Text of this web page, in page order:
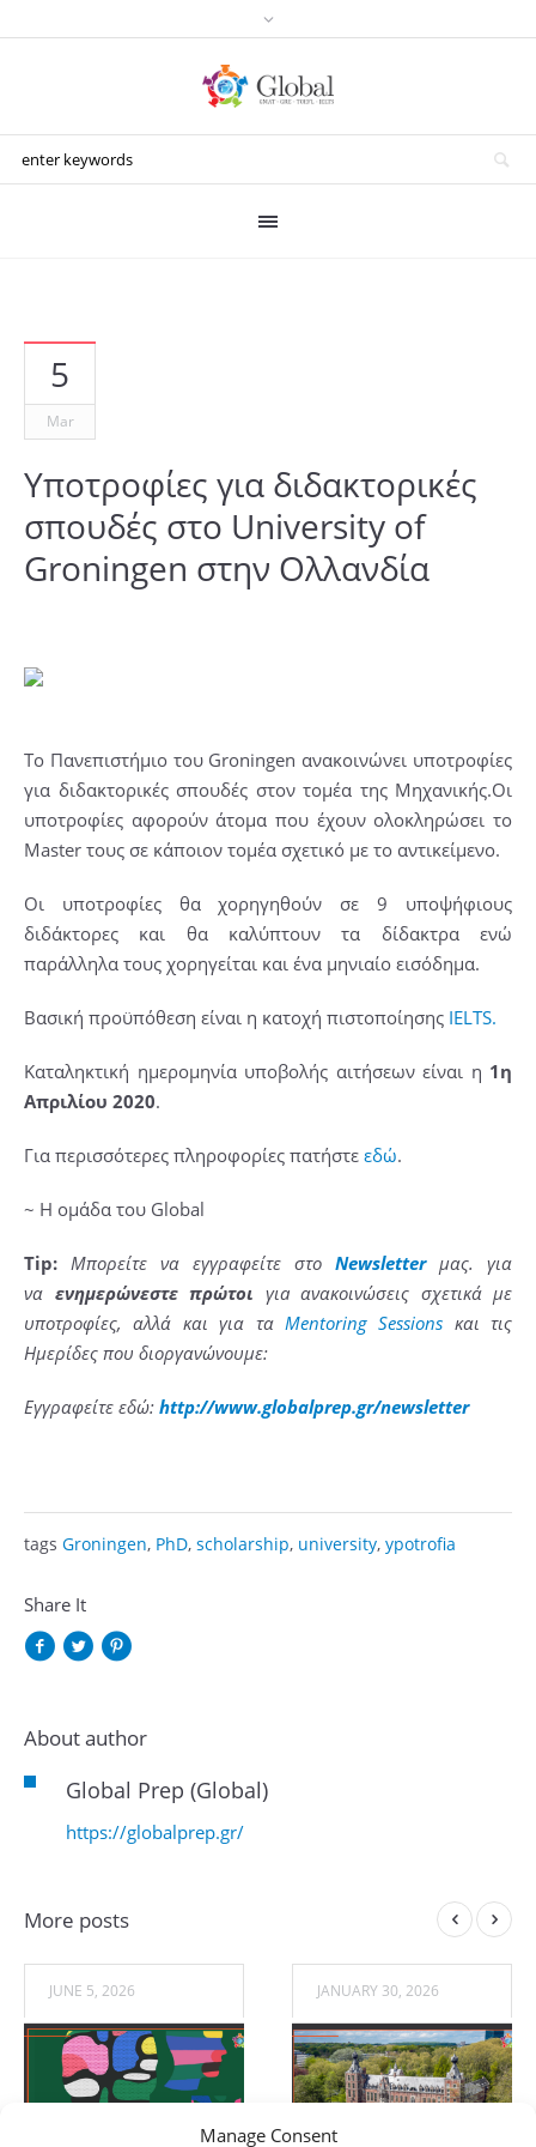
Manage Consent
5
Mar
Υποτροφίες για διδακτορικές
σπουδές στο University of
Groningen στην Ολλανδία
Το Πανεπιστήμιο του Groningen ανακοινώνει υποτροφίες
για διδακτορικές σπουδές στον τομέα της Μηχανικής.Οι
υποτροφίες αφορούν άτομα που έχουν ολοκληρώσει το
Master τους σε κάποιον τομέα σχετικό με το αντικείμενο.
Οι υποτροφίες θα χορηγηθούν σε 9 υποψήφιους
διδάκτορες και θα καλύπτουν τα δίδακτρα ενώ
παράλληλα τους χορηγείται και ένα μηνιαίο εισόδημα.
Βασική προϋπόθεση είναι η κατοχή πιστοποίησης IELTS.
Καταληκτική ημερομηνία υποβολής αιτήσεων είναι η 1η
Απριλίου 2020.
Για περισσότερες πληροφορίες πατήστε εδώ.
~ H ομάδα του Global
Tip: Μπορείτε να εγγραφείτε στο Newsletter μας. για
να ενημερώνεστε πρώτοι γιaανακοινώσεις σχετικά με
υποτροφίες, αλλά και για τα Mentoring Sessions και τις
Ημερίδες που διοργανώνουμε:
Εγγραφείτε εδώ: http://www.globalprep.gr/newsletter
tags Groningen, PhD, scholarship, university, ypotrofia
Share It
About author
Global Prep (Global)
https://globalprep.gr/
More posts
JUNE 5, 2026 JANUARY 30, 2026